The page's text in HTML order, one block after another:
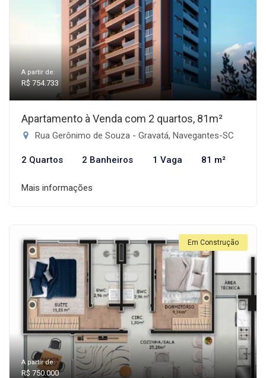
A partir de:
R$ 754.733
Apartamento à Venda com 2 quartos, 81m²
Rua Gerônimo de Souza - Gravatá, Navegantes-SC
2 Quartos 2 Banheiros 1 Vaga 81 m²
Mais informações
Em Construção
A partir de:
R$ 750.000